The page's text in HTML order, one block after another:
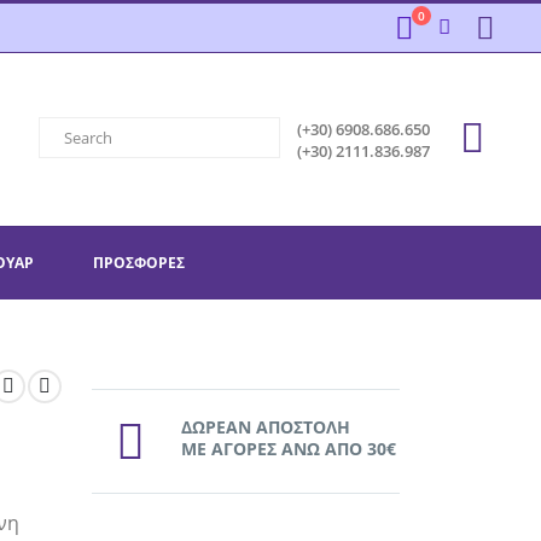
0
(+30) 6908.686.650
(+30) 2111.836.987
ΠΡΟΣΦΟΡΕΣ
ΔΩΡΕΑΝ ΑΠΟΣΤΟΛΗ
ΜΕ ΑΓΟΡΕΣ ΑΝΩ ΑΠΟ 30€